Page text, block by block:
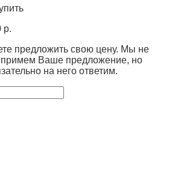
р.
предложить свою цену. Мы не
примем Ваше предложение, но
на него ответим.